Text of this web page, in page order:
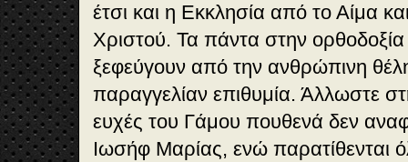
έτσι και η Εκκλησία από το Αίμα
Χριστού. Τα πάντα στην ορθοδοξία
ξεφεύγουν από την ανθρώπινη
παραγγελίαν επιθυμία. Άλλωστε
ευχές του Γάμου πουθενά δεν
Ιωσήφ Μαρίας, ενώ παρατίθενται